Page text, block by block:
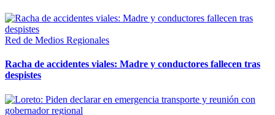
Red de Medios Regionales
Racha de accidentes viales: Madre y conductores fallecen tras
despistes